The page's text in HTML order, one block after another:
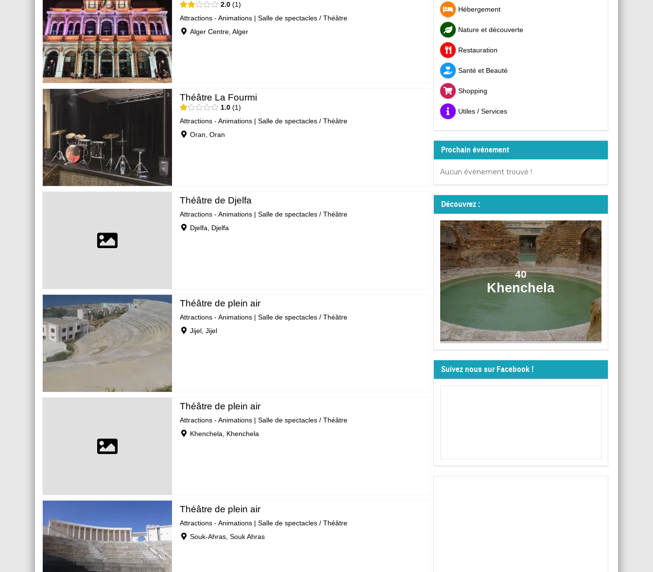
2.0 1
Attractions - Animations| Salle de spectacles / Théâtre
Alger Centre, Alger
Théâtre La Fourmi
1.0 1
Attractions - Animations| Salle de spectacles / Théâtre
Oran, Oran
Théâtre de Djelfa
Attractions - Animations| Salle de spectacles / Théâtre
Djelfa, Djelfa
Théâtre de plein air
Attractions - Animations| Salle de spectacles / Théâtre
Jijel, Jijel
Théâtre de plein air
Attractions - Animations| Salle de spectacles / Théâtre
Khenchela, Khenchela
Théâtre de plein air
Attractions - Animations| Salle de spectacles / Théâtre
Souk-Ahras, Souk Ahras
Hébergement
Nature et découverte
Restauration
Santé et Beauté
Shopping
Utiles / Services
Prochain événement
Aucun événement trouvé !
Découvrez :
40
Khenchela
Suivez nous sur Facebook !